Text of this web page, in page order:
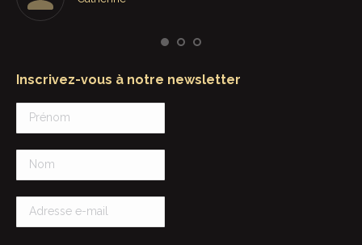
Inscrivez-vous à notre newsletter